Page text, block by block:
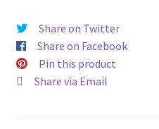
verde
menta
Share on Twitter
Share on Facebook
Pin this product
Share via Email